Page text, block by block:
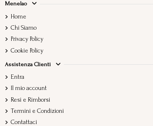
Menelao
Home
Chi Siamo
Privacy Policy
Cookie Policy
Assistenza Clienti
Entra
Il mio account
Resi e Rimborsi
Termini e Condizioni
Contattaci